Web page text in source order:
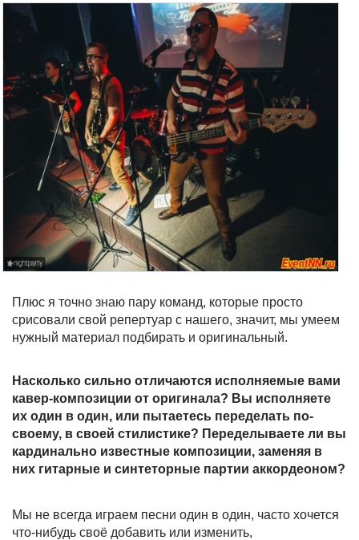
Плюс я точно знаю пару команд, которые просто
срисовали свой репертуар с нашего, значит, мы умеем
нужный материал подбирать и оригинальный.
Насколько сильно отличаются исполняемые вами
кавер-композиции от оригинала? Вы исполняете
их один в один, или пытаетесь переделать по-
своему, в своей стилистике? Переделываете ли вы
кардинально известные композиции, заменяя в
них гитарные и синтеторные партии аккордеоном?
Мы не всегда играем песни один в один, часто хочется
что-нибудь своё добавить или изменить,